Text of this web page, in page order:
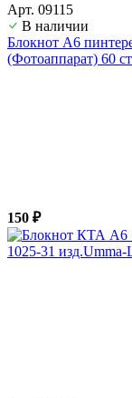
Арт. 09115
В наличии
Блокнот А6
(Фотоаппарат) 60
150 ₽